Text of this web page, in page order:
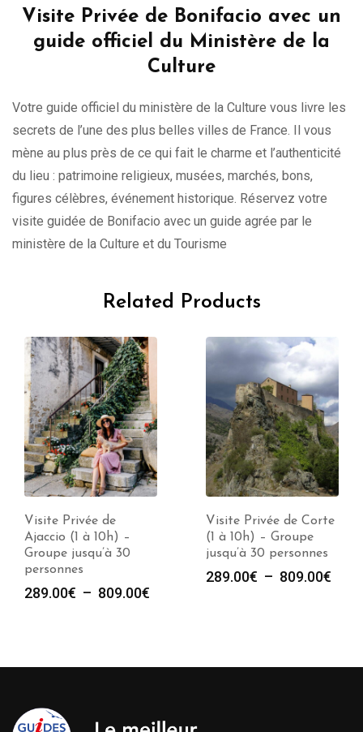
Visite Privée de Bonifacio avec un
guide officiel du Ministère de la
Culture
Votre guide officiel du ministère de la Culture vous livre les
secrets de l’une des plus belles villes de France. Il vous
mène au plus près de ce qui fait le charme et l’authenticité
du lieu : patrimoine religieux, musées, marchés, bons,
figures célèbres, événement historique. Réservez votre
visite guidée de Bonifacio avec un guide agrée par le
ministère de la Culture et du Tourisme
Related Products
Visite Privée de
Ajaccio (1 à 10h) –
Groupe jusqu’à 30
personnes
289.00€ – 809.00€
à
Visite Privée de Corte
(1 à 10h) – Groupe
jusqu’à 30 personnes
289.00€ – 809.00€